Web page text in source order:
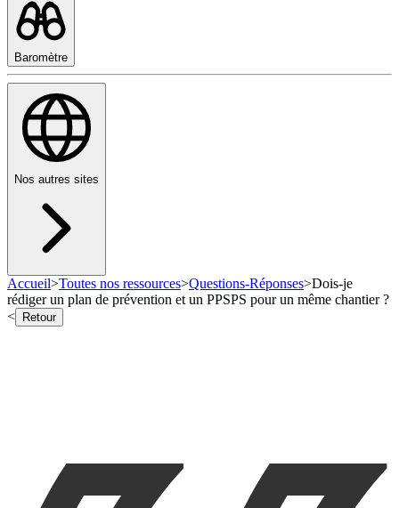
Baromètre
Nos autres sites
Accueil>Toutes nos ressources>Questions-Réponses>Dois-je
rédiger un plan de prévention et un PPSPS pour un même chantier ?
<
Retour